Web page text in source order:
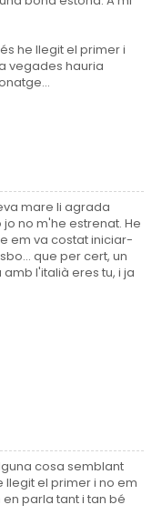
he llegit el primer i
vegades hauria
mare li agrada
no m'he estrenat. He
em va costat iniciar-
que per cert, un
l'italià eres tu, i ja
cosa semblant
llegit el primer i no em
parla tant i tan bé